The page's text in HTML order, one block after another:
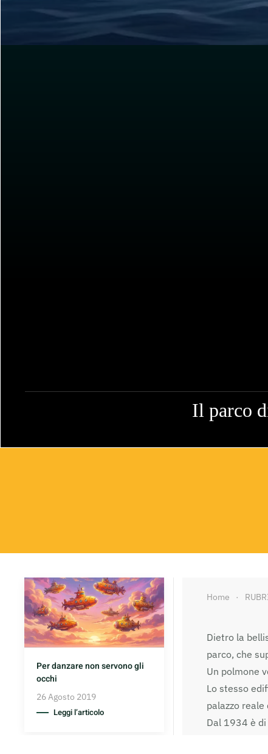
Il parco
Per danzare non servono gli
occhi
26 Agosto 2019
Leggi l’articolo
Home
Dietro la
parco, che
Un polmone
Lo stesso
palazzo
Dal 1934 è